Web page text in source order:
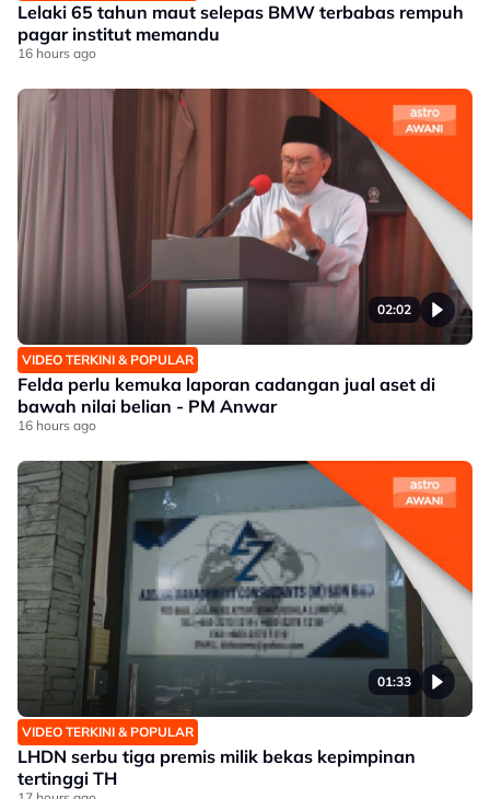
Lelaki 65 tahun maut selepas BMW terbabas rempuh
pagar institut memandu
16 hours ago
02:02
VIDEO TERKINI & POPULAR
Felda perlu kemuka laporan cadangan jual aset di
bawah nilai belian - PM Anwar
16 hours ago
01:33
VIDEO TERKINI & POPULAR
LHDN serbu tiga premis milik bekas kepimpinan
tertinggi TH